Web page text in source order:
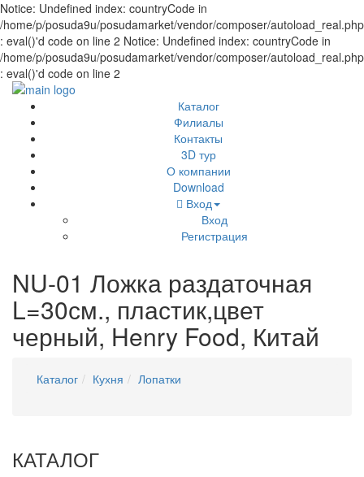
Notice: Undefined index: countryCode in
/home/p/posuda9u/posudamarket/vendor/composer/
: eval()'d code on line 2 Notice: Undefined index: countryCode in
/home/p/posuda9u/posudamarket/vendor/composer/
: eval()'d code on line 2
Каталог
Филиалы
Контакты
3D тур
О компании
Download
Вход
Вход
Регистрация
NU-01 Ложка раздаточная
L=30см., пластик,цвет
черный, Henry Food, Китай
Каталог Кухня Лопатки
КАТАЛОГ